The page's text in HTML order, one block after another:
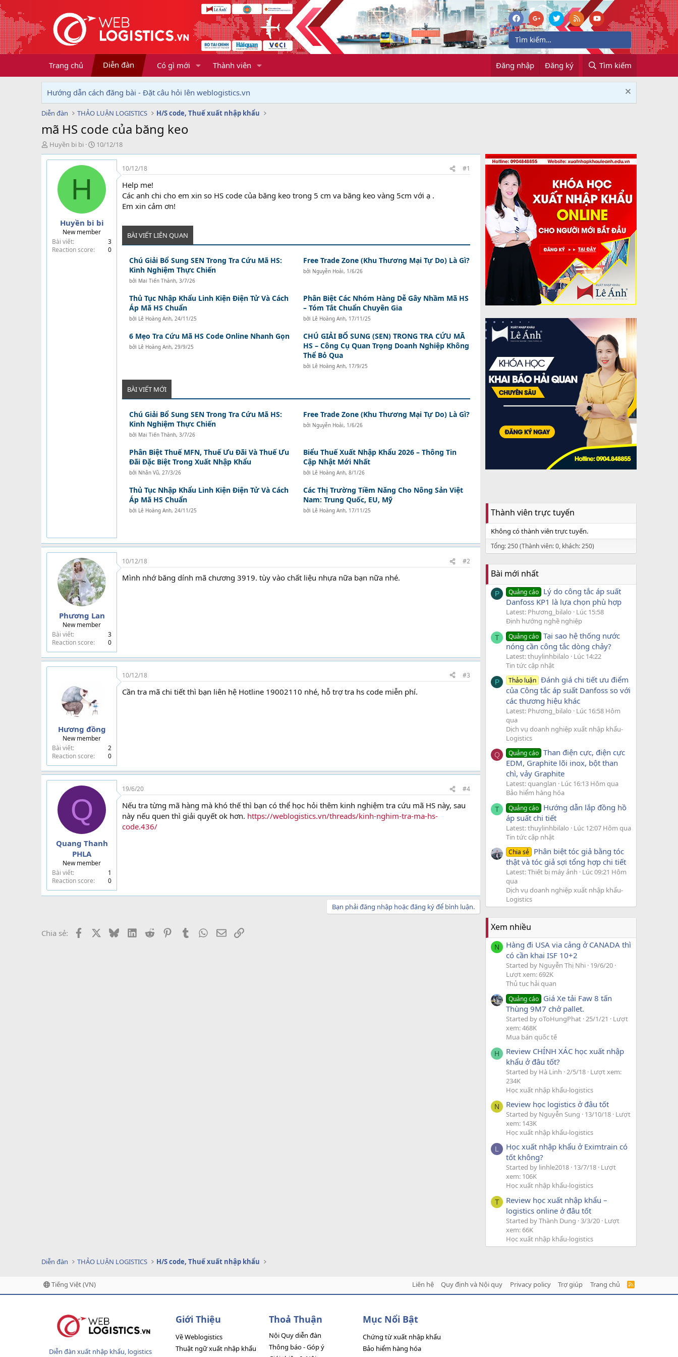
Trang chủ Diễn đàn Có gì mới Thành viên Đăng nhập Đăng ký Tìm kiếm
Hướng dẫn cách đăng bài - Đặt câu hỏi lên weblogistics.vn
Diễn đàn THẢO LUẬN LOGISTICS H/S code, Thuế xuất nhập khẩu
mã HS code của băng keo
T
h
r
Huyền bi bi
N
g
à
y
10/12/18
H
Huyền bi bi
New member
Bài viết
3
Reaction score
0
10/12/18 #1
Help me!
Các anh chi cho em xin so HS code của băng keo trong 5 cm va băng keo vàng 5cm với ạ .
Em xin cảm ơn!
BÀI VIẾT LIÊN QUAN
Chú Giải Bổ Sung SEN Trong Tra Cứu Mã HS:
Kinh Nghiệm Thực Chiến
bởi Mai Tiến Thành, 3/7/26
Free Trade Zone (Khu Thương Mại Tự Do) Là Gì?
bởi Nguyễn Hoài, 1/6/26
Thủ Tục Nhập Khẩu Linh Kiện Điện Tử Và Cách
Áp Mã HS Chuẩn
bởi Lê Hoàng Anh, 24/11/25
Phân Biệt Các Nhóm Hàng Dễ Gây Nhầm Mã HS
– Tóm Tắt Chuẩn Chuyên Gia
bởi Lê Hoàng Anh, 17/11/25
6 Mẹo Tra Cứu Mã HS Code Online Nhanh Gọn
bởi Lê Hoàng Anh, 29/9/25
CHÚ GIẢI BỔ SUNG (SEN) TRONG TRA CỨU MÃ
HS – Công Cụ Quan Trọng Doanh Nghiệp Không
Thể Bỏ Qua
bởi Lê Hoàng Anh, 17/9/25
BÀI VIẾT MỚI
Chú Giải Bổ Sung SEN Trong Tra Cứu Mã HS:
Kinh Nghiệm Thực Chiến
bởi Mai Tiến Thành, 3/7/26
Free Trade Zone (Khu Thương Mại Tự Do) Là Gì?
bởi Nguyễn Hoài, 1/6/26
Phân Biệt Thuế MFN, Thuế Ưu Đãi Và Thuế Ưu
Đãi Đặc Biệt Trong Xuất Nhập Khẩu
bởi Nhân Vũ, 27/3/26
Biểu Thuế Xuất Nhập Khẩu 2026 – Thông Tin
Cập Nhật Mới Nhất
bởi Lê Hoàng Anh, 8/1/26
Thủ Tục Nhập Khẩu Linh Kiện Điện Tử Và Cách
Áp Mã HS Chuẩn
bởi Lê Hoàng Anh, 24/11/25
Các Thị Trường Tiềm Năng Cho Nông Sản Việt
Nam: Trung Quốc, EU, Mỹ
bởi Lê Hoàng Anh, 17/11/25
Phương Lan
New member
Bài viết
3
Reaction score
0
10/12/18 #2
Mình nhớ băng dính mã chương 3919. tùy vào chất liệu nhựa nữa bạn nữa nhé.
Hương đồng
New member
Bài viết
2
Reaction score
0
10/12/18 #3
Cần tra mã chi tiết thì bạn liên hệ Hotline 19002110 nhé, hỗ trợ tra hs code miễn phí.
Q
Quang Thanh
PHLA
New member
Bài viết
1
Reaction score
0
19/6/20 #4
Nếu tra từng mã hàng mà khó thế thì bạn có thể học hỏi thêm kinh nghiệm tra cứu mã HS này, sau
này nếu quen thì giải quyết ok hơn. https://weblogistics.vn/threads/kinh-nghim-tra-ma-hs-
code.436/
Bạn phải đăng nhập hoặc đăng ký để bình luận.
Chia sẻ: Facebook BlueskyLinkedIn
Reddit PinterestTumblr WhatsApp
EmailLink
Thành viên trực tuyến
Không có thành viên trực tuyến.
Tổng: 250 (Thành viên: 0, khách: 250)
Bài mới nhất
P Quảng cáo Lý do công tắc áp suất
Danfoss KP1 là lựa chọn phù hợp
Latest: Phương_bilalo
Lúc 15:58
Định hướng nghề nghiệp
T Quảng cáo Tại sao hệ thống nước
nóng cần công tắc dòng chảy?
Latest: thuylinhbilalo
Lúc 14:22
Tin tức cập nhật
P Thảo luận Đánh giá chi tiết ưu điểm
của Công tắc áp suất Danfoss so với
các thương hiệu khác
Latest: Phương_bilalo
Lúc 16:58 Hôm
qua
Dịch vụ doanh nghiệp xuất nhập khẩu-
Logistics
Q Quảng cáo Than điện cực, điện cực
EDM, Graphite lõi inox, bột than
chì, vảy Graphite
Latest: quanglan
Lúc 16:13 Hôm qua
Bảo hiểm hàng hóa
T Quảng cáo Hướng dẫn lắp đồng hồ
áp suất chi tiết
Latest: thuylinhbilalo
Lúc 12:07 Hôm qua
Tin tức cập nhật
Chia sẻ Phân biệt tóc giả bằng tóc
thật và tóc giả sợi tổng hợp chi tiết
Latest: Thiết bị máy ảnh
Lúc 09:21 Hôm
qua
Dịch vụ doanh nghiệp xuất nhập khẩu-
Logistics
Xem nhiều
N
Hàng đi USA via cảng ở CANADA thì
có cần khai ISF 10+2
Started by Nguyễn Thị Nhi 19/6/20
Lượt xem: 692K
Thủ tục hải quan
Quảng cáo Giá Xe tải Faw 8 tấn
Thùng 9M7 chở pallet.
Started by oToHungPhat 25/1/21
Lượt
xem: 468K
Mua bán quốc tế
H
Review CHÍNH XÁC học xuất nhập
khẩu ở đâu tốt?
Started by Hà Linh 2/5/18 Lượt xem:
234K
Học xuất nhập khẩu-logistics
N Review học logistics ở đâu tốt
Started by Nguyễn Sung 13/10/18 Lượt
xem: 143K
Học xuất nhập khẩu-logistics
L
Học xuất nhập khẩu ở Eximtrain có
tốt không?
Started by linhle2018 13/7/18 Lượt
xem: 106K
Học xuất nhập khẩu-logistics
T
Review học xuất nhập khẩu –
logistics online ở đâu tốt
Started by Thành Dung 3/3/20 Lượt
xem: 66K
Học xuất nhập khẩu-logistics
Diễn đàn THẢO LUẬN LOGISTICS H/S code, Thuế xuất nhập khẩu
Tiếng Việt (VN) Liên hệ Quy định và Nội quy Privacy policy Trợ giúp Trang chủ
R
Diễn đàn xuất nhập khẩu, logistics
Giới Thiệu
Về Weblogistics
Thuật ngữ xuất nhập khẩu
Thoả Thuận
Nội Quy diễn đàn
Thông báo - Góp ý
Mục Nổi Bật
Chứng từ xuất nhập khẩu
Bảo hiểm hàng hóa